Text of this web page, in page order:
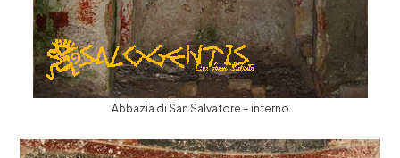
Abbazia di San Salvatore – interno